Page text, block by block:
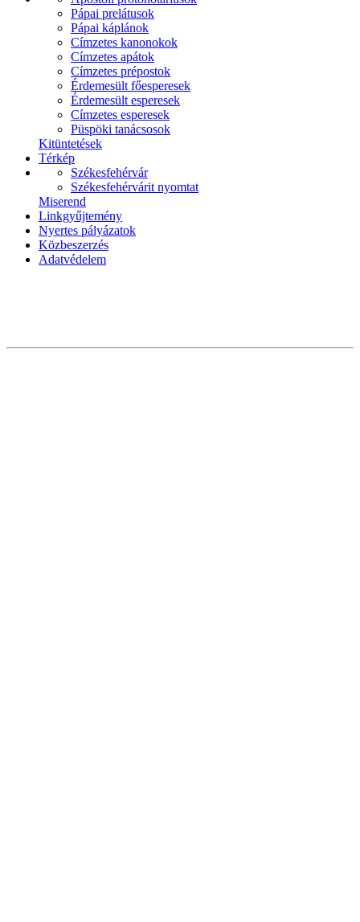
Pápai prelátusok
Pápai káplánok
Címzetes kanonokok
Címzetes apátok
Címzetes prépostok
Érdemesült főesperesek
Érdemesült esperesek
Címzetes esperesek
Püspöki tanácsosok
Kitüntetések
Térkép
Székesfehérvár
Székesfehérvárit nyomtat
Miserend
Linkgyűjtemény
Nyertes pályázatok
Közbeszerzés
Adatvédelem